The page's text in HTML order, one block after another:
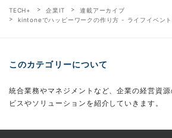
TECH+ 企業IT
連載アーカイブ
kintoneでハッピーワークの作り方 - ライフイベン
このカテゴリーについて
統合業務やマネジメントなど、企業の経営資
ビスやソリューションを紹介していきます。